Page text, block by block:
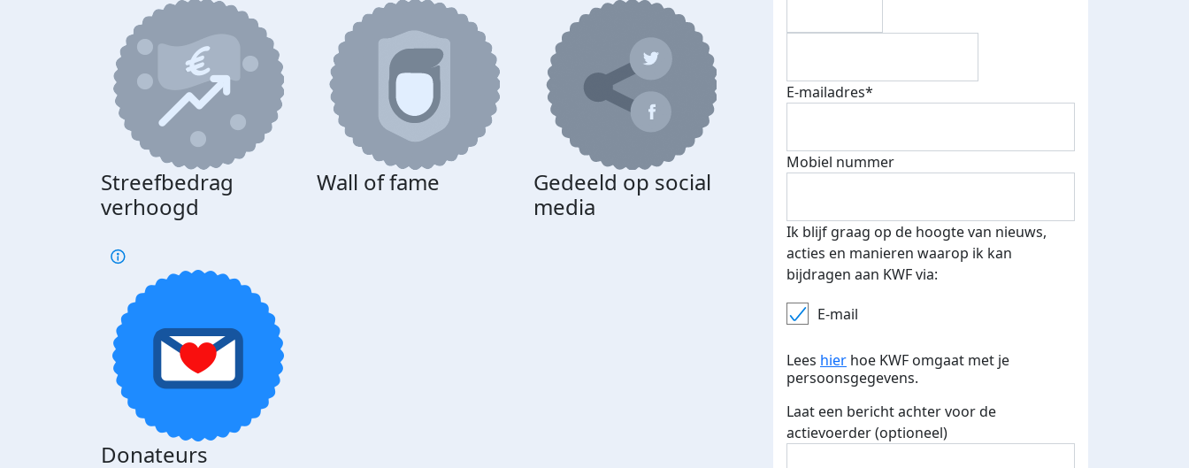
Streefbedrag
verhoogd
Wall of fame
Gedeeld op social
media
Donateurs
E-mailadres*
Mobiel nummer
Ik blijf graag op de hoogte van nieuws,
acties en manieren waarop ik kan
bijdragen aan KWF via:
E-mail
Lees hier hoe KWF omgaat met je
persoonsgegevens.
Laat een bericht achter voor de
actievoerder (optioneel)